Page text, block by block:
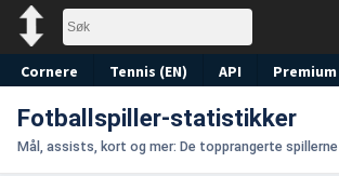
Cornere Tennis (EN) API Premium
Fotballspiller-statistikker
Mål, assists, kort og mer: De topprangerte spillerne